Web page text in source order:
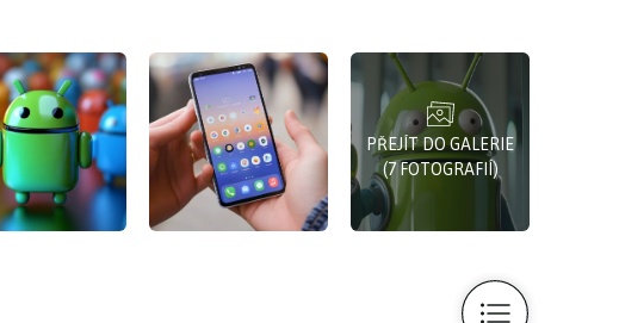
PŘEJÍT DO GALERIE
(7 FOTOGRAFIÍ)